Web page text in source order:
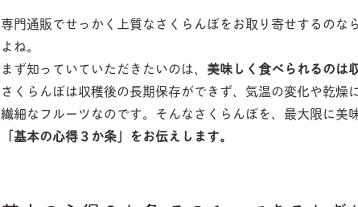
専門通販でせっかく上質なさくらんぼをお取り寄せするの
よね。
まず知っていていただきたいのは、 美味しく食べられるのは
さくらんぼは収穫後の長期保存ができず、気温の変化や乾燥
繊細なフルーツなのです。そんなさくらんぼを、最大限に美
「基本の心得３か条」をお伝えします。